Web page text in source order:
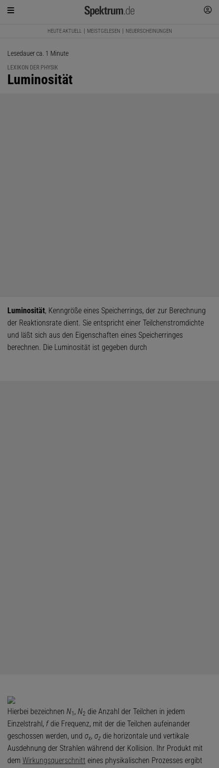
HEUTE AKTUELL MEISTGELESEN NEUERSCHEINUNGEN
Lesedauer ca. 1 Minute
LEXIKON DER PHYSIK
:
Luminosität
Luminosität, Kenngröße eines Speicherrings, der zur Berechnung
der Reaktionsrate dient. Sie entspricht einer Teilchenstromdichte
und läßt sich aus den Eigenschaften eines Speicherringes
berechnen. Die Luminosität ist gegeben durch
Hierbei bezeichnen N1 , N2 die Anzahl der Teilchen in jedem
Einzelstrahl, fdie Frequenz, mit der die Teilchen aufeinander
geschossen werden, und σx, σz die horizontale und vertikale
Ausdehnung der Strahlen während der Kollision. Ihr Produkt mit
dem Wirkungsquerschnitt eines physikalischen Prozesses ergibt